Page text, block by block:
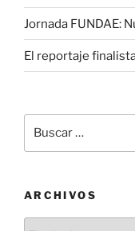
Jornada FUNDAE:
El reportaje
por:
ARCHIVOS